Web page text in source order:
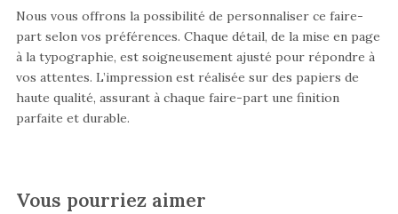
Nous vous offrons la possibilité de personnaliser ce faire-
part selon vos préférences. Chaque détail, de la mise en page
à la typographie, est soigneusement ajusté pour répondre à
vos attentes. L’impression est réalisée sur des papiers de
haute qualité, assurant à chaque faire-part une finition
parfaite et durable.
Vous pourriez aimer